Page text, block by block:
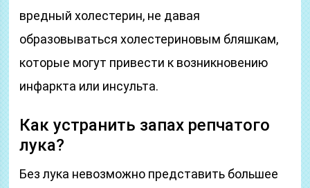
вредный холестерин, не давая
образовываться холестериновым бляшкам,
которые могут привести к возникновению
инфаркта или инсульта.
Как устранить запах репчатого
лука?
Без лука невозможно представить большее